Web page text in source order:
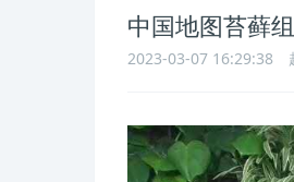
中国地图苔藓
2023-03-07 16:29:38